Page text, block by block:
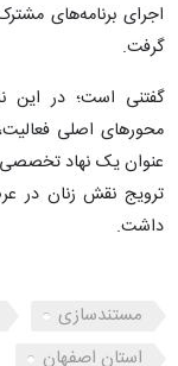
اجرای برنامه‌های
گرفت.
گفتنی است؛ در
محورهای اصلی
عنوان یک نهاد
ترویج نقش زنان در
داشت.
مستندسازی
استان اصفهان